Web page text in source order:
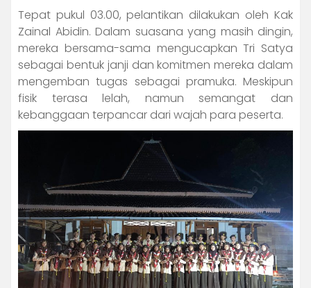
Tepat pukul 03.00, pelantikan dilakukan oleh Kak
Zainal Abidin. Dalam suasana yang masih dingin,
mereka bersama-sama mengucapkan Tri Satya
sebagai bentuk janji dan komitmen mereka dalam
mengemban tugas sebagai pramuka. Meskipun
fisik terasa lelah, namun semangat dan
kebanggaan terpancar dari wajah para peserta.